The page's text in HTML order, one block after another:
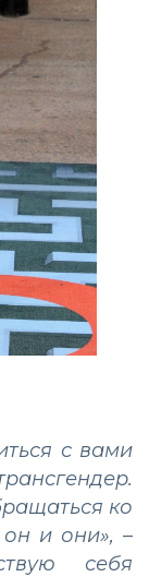
с вами
ко
и они», –
себя